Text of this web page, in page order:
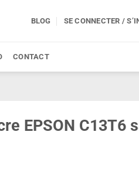
BLOG SE CONNECTER /
CONTACT
EPSON C13T6